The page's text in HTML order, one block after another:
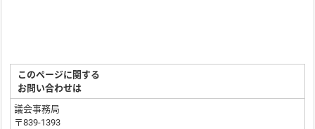
このページに関する
お問い合わせは
議会事務局
〒839-1393